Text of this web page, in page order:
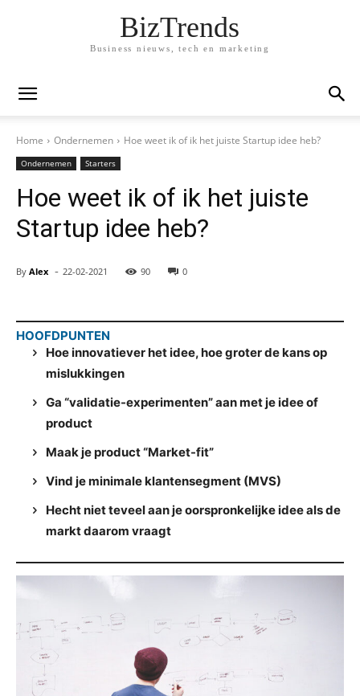
BizTrends
Business nieuws, tech en marketing
Home Ondernemen Hoe weet ik of ik het juiste Startup idee heb?
Ondernemen Starters
Hoe weet ik of ik het juiste
Startup idee heb?
By Alex - 22-02-2021 90 0
HOOFDPUNTEN
Hoe innovatiever het idee, hoe groter de kans op
mislukkingen
Ga “validatie-experimenten” aan met je idee of
product
Maak je product “Market-fit”
Vind je minimale klantensegment (MVS)
Hecht niet teveel aan je oorspronkelijke idee als de
markt daarom vraagt